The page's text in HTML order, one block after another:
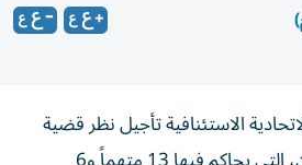
الاستئنافية تأجيل نظر قضية